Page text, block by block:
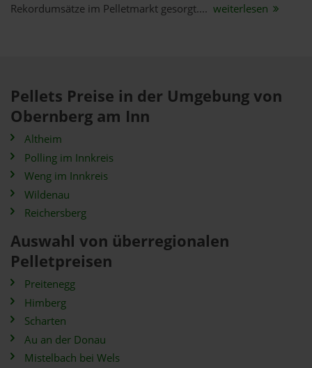
Rekordumsätze im Pelletmarkt gesorgt.... weiterlesen
Pellets Preise in der Umgebung von
Obernberg am Inn
Altheim
Polling im Innkreis
Weng im Innkreis
Wildenau
Reichersberg
Auswahl von überregionalen
Pelletpreisen
Preitenegg
Himberg
Scharten
Au an der Donau
Mistelbach bei Wels